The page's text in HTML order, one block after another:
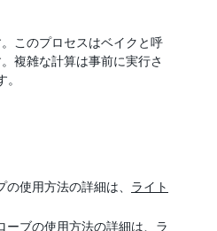
このプロセスはベイクと呼
複雑な計算は事前に実行さ
使用方法の詳細は、 ライト
ブの使用方法の詳細は、 ラ